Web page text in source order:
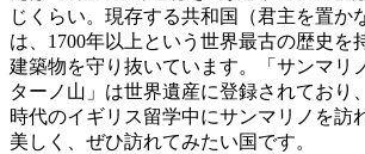
じくらい。現存する共和国（君主を置か
は、1700年以上という世界最古の歴史を
建築物を守り抜いています。「サンマリ
ターノ山」は世界遺産に登録されており
時代のイギリス留学中にサンマリノを訪
美しく、ぜひ訪れてみたい国です。